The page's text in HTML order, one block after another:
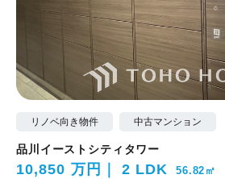
リノベ向き物件 中古マンション
品川イーストシティタワー
10,850 万円 2 LDK 56.82㎡